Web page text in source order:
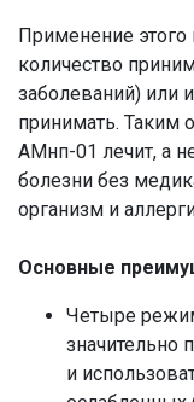
Применение этого
количество
заболеваний) или
принимать. Таким
АМнп-01 лечит, а
болезни без
организм и
Основные
Четыре
значительно
и